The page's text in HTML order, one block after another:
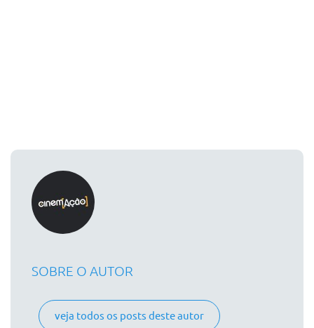
SOBRE O AUTOR
veja todos os posts deste autor